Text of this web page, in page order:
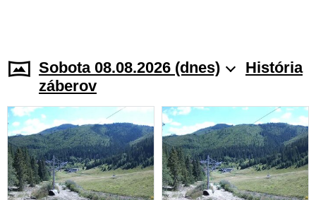
Sobota 08.08.2026 (dnes)
História
záberov